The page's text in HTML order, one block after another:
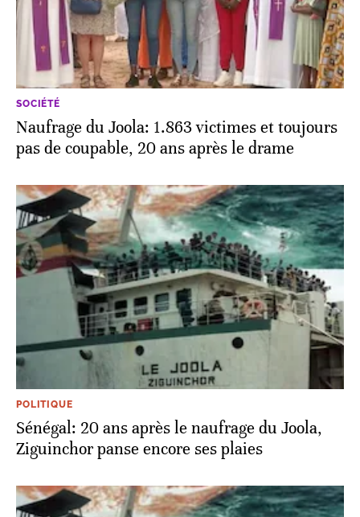
SOCIÉTÉ
Naufrage du Joola: 1.863 victimes et toujours
pas de coupable, 20 ans après le drame
POLITIQUE
Sénégal: 20 ans après le naufrage du Joola,
Ziguinchor panse encore ses plaies